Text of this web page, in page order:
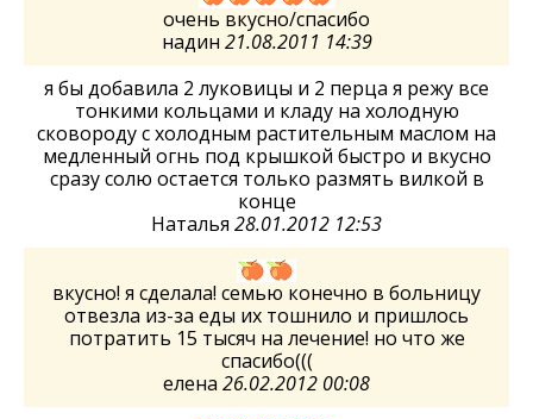
очень вкусно/спасибо
надин 21.08.2011 14:39
я бы добавила 2 луковицы и 2 перца я режу все
тонкими кольцами и кладу на холодную
сковороду с холодным растительным маслом на
медленный огнь под крышкой быстро и вкусно
сразу солю остается только размять вилкой в
конце
Наталья 28.01.2012 12:53
вкусно! я сделала! семью конечно в больницу
отвезла из-за еды их тошнило и пришлось
потратить 15 тысяч на лечение! но что же
спасибо(((
елена 26.02.2012 00:08